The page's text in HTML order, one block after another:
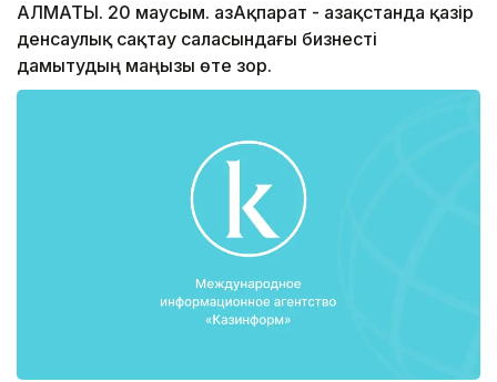
АЛМАТЫ. 20 маусым. ҚазАқпарат - Қазақстанда қазір
денсаулық сақтау саласындағы бизнесті
дамытудың маңызы өте зор.